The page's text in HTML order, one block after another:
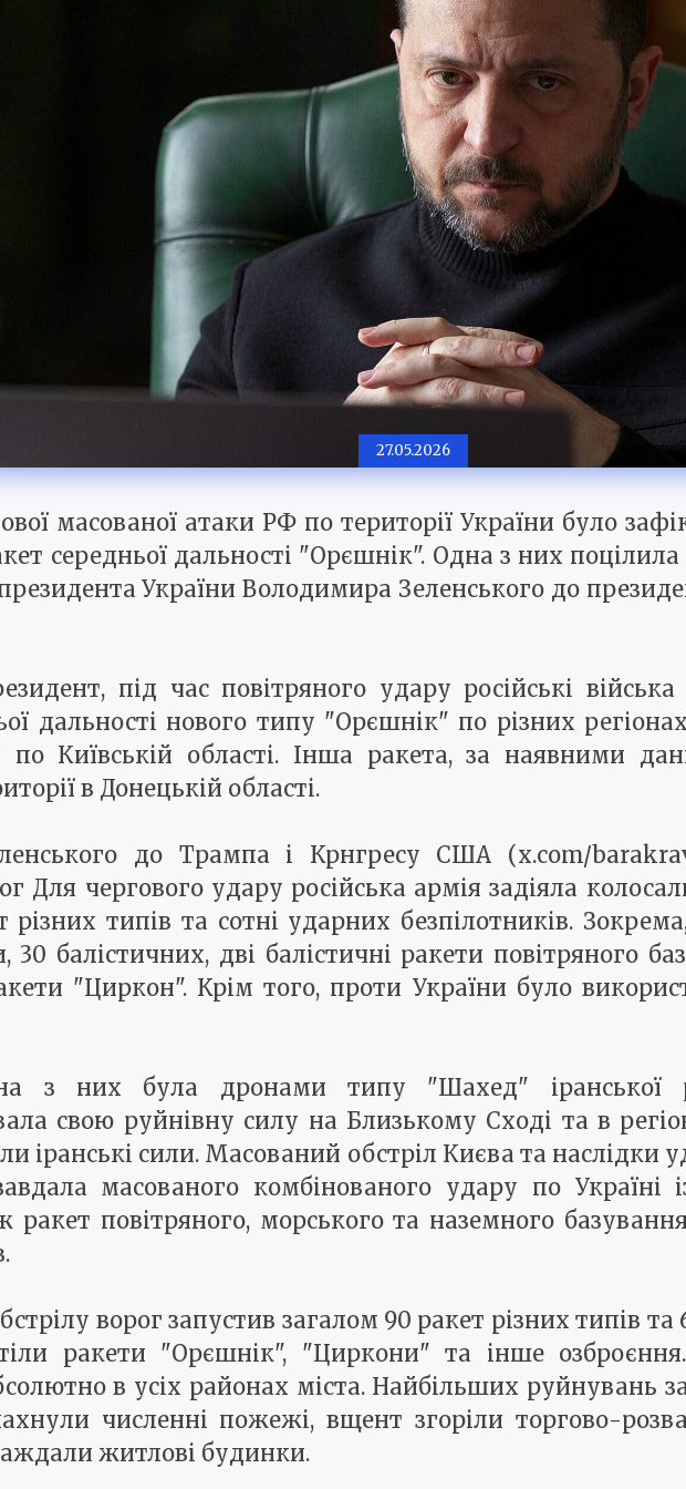
27.05.2026
масованої атаки РФ по території України було
середньої дальності "Орєшнік". Одна з них
України Володимира Зеленського до
під час повітряного удару російські війська
дальності нового типу "Орєшнік" по різних
по Київській області. Інша ракета, за наявними
в Донецькій області.
до Трампа і Крнгресу США (x.com/
Для чергового удару російська армія задіяла
різних типів та сотні ударних безпілотників.
30 балістичних, дві балістичні ракети повітряного
"Циркон". Крім того, проти України було
з них була дронами типу "Шахед" іранської
свою руйнівну силу на Близькому Сході та в
іранські сили. Масований обстріл Києва та наслідки
масованого комбінованого удару по Україні
ракет повітряного, морського та наземного
ворог запустив загалом 90 ракет різних типів
ракети "Орєшнік", "Циркони" та інше
в усіх районах міста. Найбільших руйнувань
численні пожежі, вщент згоріли торгово-
житлові будинки.